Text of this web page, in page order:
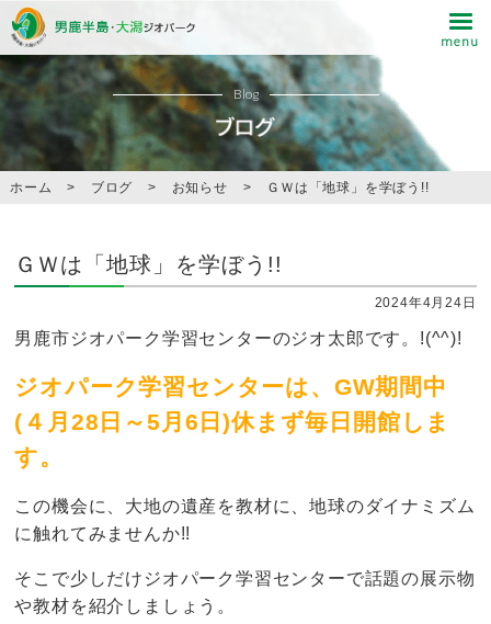
Blog
ホーム > ブログ > お知らせ > ＧＷは「地球」を学ぼう!!
ＧＷは「地球」を学ぼう!!
2024年4月24日
男鹿市ジオパーク学習センターのジオ太郎です。!(^^)!
ジオパーク学習センターは、GW期間中
(４月28日～5月6日)休まず毎日開館しま
す。
この機会に、大地の遺産を教材に、地球のダイナミズム
に触れてみませんか!!
そこで少しだけジオパーク学習センターで話題の展示物
や教材を紹介しましょう。